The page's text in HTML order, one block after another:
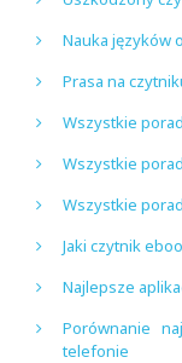
Nauka języków
Prasa na
Wszystkie
Wszystkie
Wszystkie
Jaki czytnik
Najlepsze
Porównanie
telefonie